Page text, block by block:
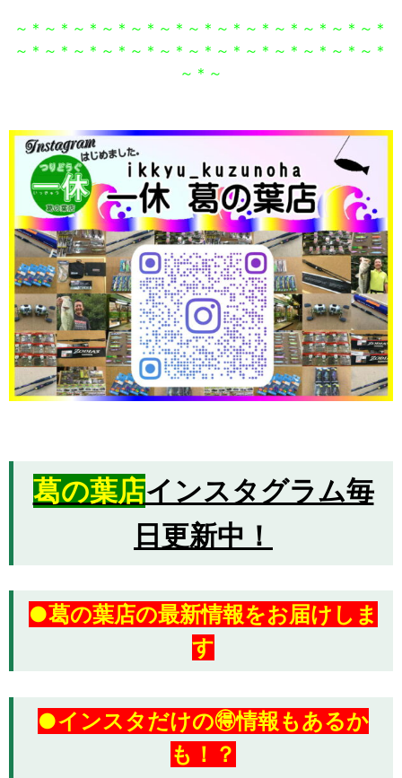
～＊～＊～＊～＊～＊～＊～＊～＊～＊～＊～＊～＊～＊
～＊～＊～＊～＊～＊～＊～＊～＊～＊～＊～＊～＊～＊
～＊～
葛の葉店インスタグラム毎
日更新中！
●葛の葉店の最新情報をお届けしま
す
●インスタだけの🉐情報もあるか
も！？